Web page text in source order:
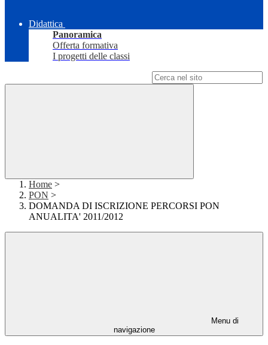
Didattica
Panoramica
Offerta formativa
I progetti delle classi
Home >
PON >
DOMANDA DI ISCRIZIONE PERCORSI PON
ANUALITA' 2011/2012
Menu di
navigazione